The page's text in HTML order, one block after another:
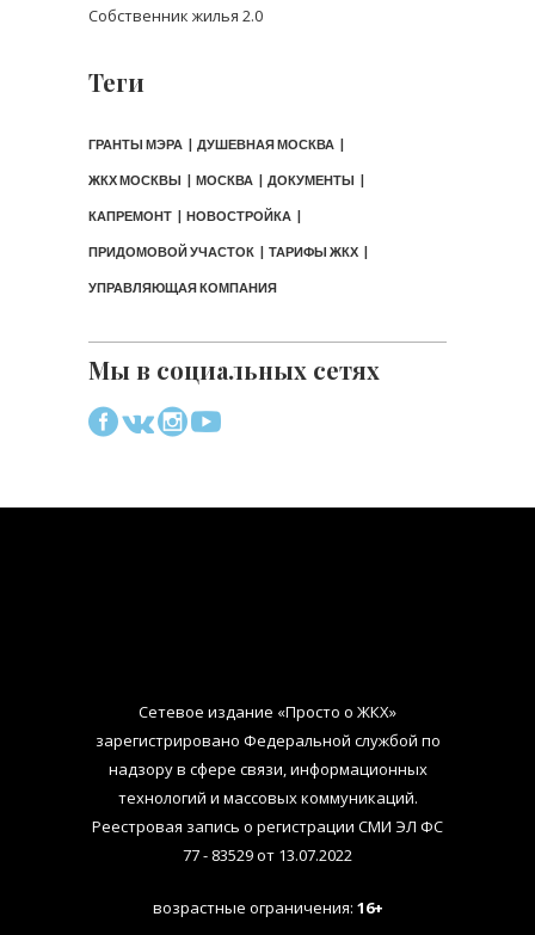
Собственник жилья 2.0
Теги
ГРАНТЫ МЭРА ДУШЕВНАЯ МОСКВА
ЖКХ МОСКВЫ МОСКВА ДОКУМЕНТЫ
КАПРЕМОНТ НОВОСТРОЙКА
ПРИДОМОВОЙ УЧАСТОК ТАРИФЫ ЖКХ
УПРАВЛЯЮЩАЯ КОМПАНИЯ
Мы в социальных сетях
Сетевое издание «Просто о ЖКХ»
зарегистрировано Федеральной службой по
надзору в сфере связи, информационных
технологий и массовых коммуникаций.
Реестровая запись о регистрации СМИ ЭЛ ФС
77 - 83529 от 13.07.2022
возрастные ограничения: 16+